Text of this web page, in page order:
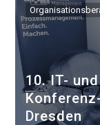
10. IT-
Dresden